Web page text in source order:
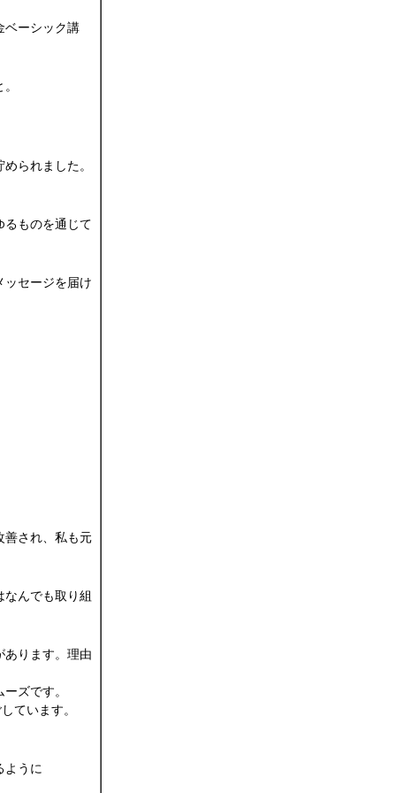
ベーシック講
られました。
るものを通じて
ッセージを届け
善され、私も元
んでも取り組
あります。理由
ズです。
ています。
ように